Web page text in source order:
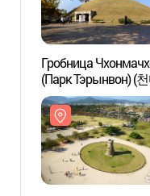
Гробница
(Парк Тэрынвон) (천
(대릉원))